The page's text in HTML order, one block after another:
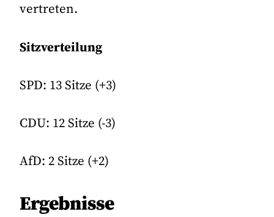
vertreten.
Sitzverteilung
SPD: 13 Sitze (+3)
CDU: 12 Sitze (-3)
AfD: 2 Sitze (+2)
Ergebnisse